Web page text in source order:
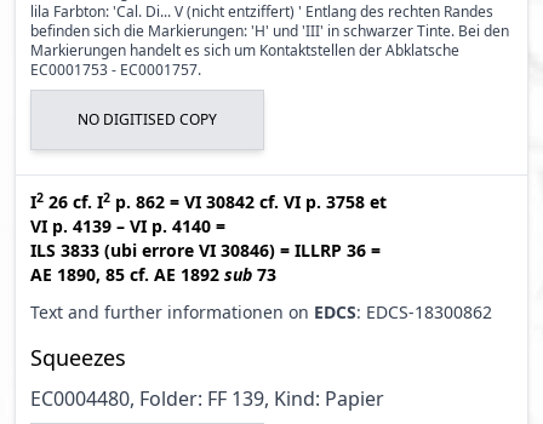
lila Farbton: 'Cal. Di... V (nicht entziffert) ' Entlang des rechten Randes
befinden sich die Markierungen: 'H' und 'III' in schwarzer Tinte. Bei den
Markierungen handelt es sich um Kontaktstellen der Abklatsche
EC0001753 - EC0001757.
NO DIGITISED COPY
I2 26 cf. I2 p. 862 = VI 30842 cf. VI p. 3758 et
VI p. 4139 – VI p. 4140 =
ILS 3833 (ubi errore VI 30846) = ILLRP 36 =
AE 1890, 85 cf. AE 1892 sub 73
Text and further informationen on EDCS: EDCS-18300862
Squeezes
EC0004480, Folder: FF 139, Kind: Papier